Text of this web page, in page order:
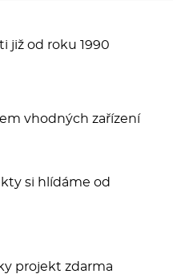
již od roku 1990
vhodných zařízení
si hlídáme od
projekt zdarma